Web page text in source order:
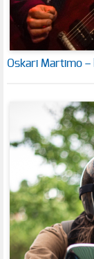
Oskari Martimo